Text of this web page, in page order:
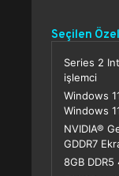
Seçilen
Series 2
işlemci
Windows
Windows
NVIDIA®
GDDR7
8GB